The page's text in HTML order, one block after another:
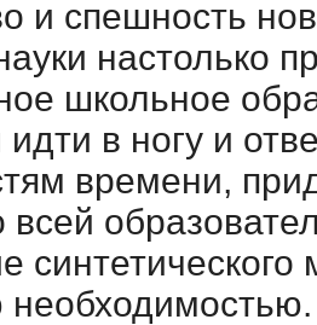
и спешность
настолько
школьное
идти в ногу и
времени,
всей